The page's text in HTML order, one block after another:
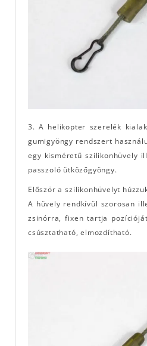
3. A helikopter szerelék
gumigyöngy rendszert
egy kisméretű szilikonhüvely
passzoló ütközőgyöngy.
Először a szilikonhüvelyt
A hüvely rendkívül szorosan
zsinórra, fixen tartja
csúsztatható, elmozdítható.